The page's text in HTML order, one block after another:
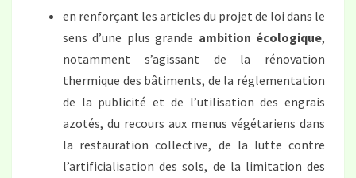
en renforçant les articles du projet de loi dans le
sens d’une plus grande ambition écologique,
notamment s’agissant de la rénovation
thermique des bâtiments, de la réglementation
de la publicité et de l’utilisation des engrais
azotés, du recours aux menus végétariens dans
la restauration collective, de la lutte contre
l’artificialisation des sols, de la limitation des